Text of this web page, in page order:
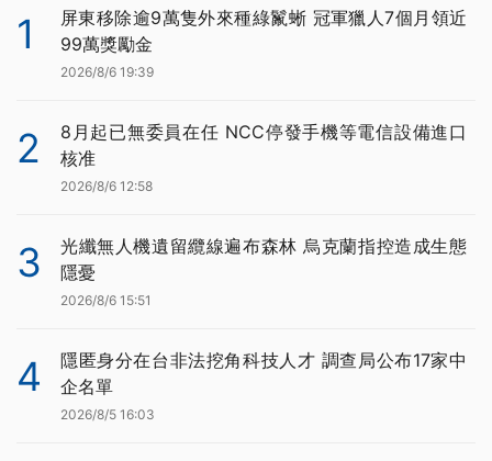
1
屏東移除逾9萬隻外來種綠鬣蜥 冠軍獵人7個月領近
99萬獎勵金
2026/8/6 19:39
2
8月起已無委員在任 NCC停發手機等電信設備進口
核准
2026/8/6 12:58
3
光纖無人機遺留纜線遍布森林 烏克蘭指控造成生態
隱憂
2026/8/6 15:51
4
隱匿身分在台非法挖角科技人才 調查局公布17家中
企名單
2026/8/5 16:03